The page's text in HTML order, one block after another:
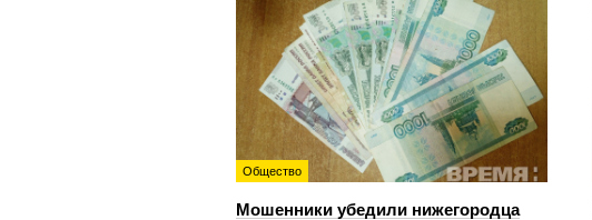
Общество
Мошенники убедили нижегородца